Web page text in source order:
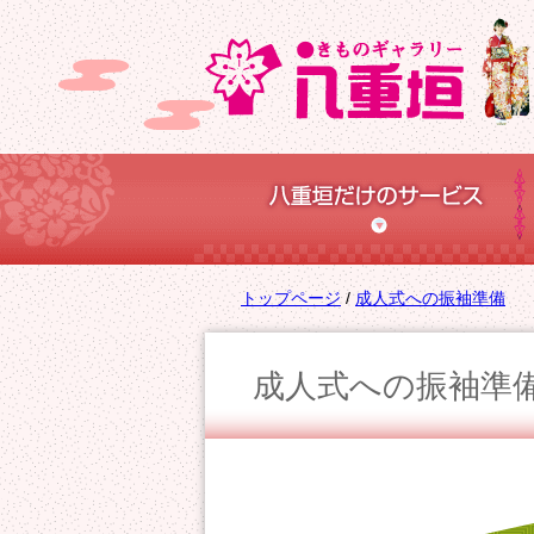
このページの本文へ
現
在
位
置：
トップページ/成人式への振袖準備
成人式への振袖準